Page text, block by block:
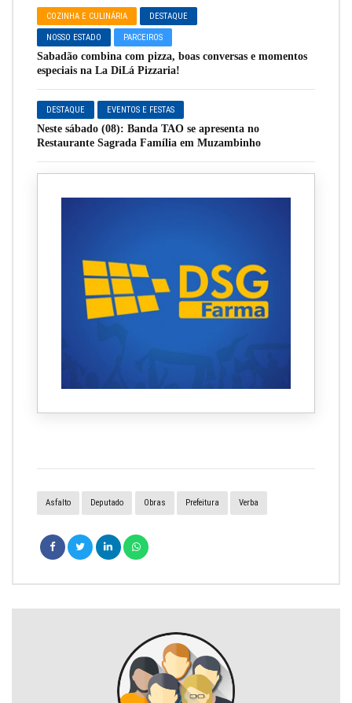
COZINHA E CULINÁRIA DESTAQUE
NOSSO ESTADO PARCEIROS
Sabadão combina com pizza, boas conversas e momentos
especiais na La DiLá Pizzaria!
DESTAQUE EVENTOS E FESTAS
Neste sábado (08): Banda TAO se apresenta no
Restaurante Sagrada Família em Muzambinho
Asfalto Deputado Obras Prefeitura Verba